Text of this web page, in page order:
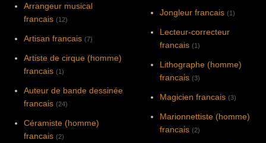
Arrangeur musical
francais (12)
Artisan francais (7)
Artiste de cirque (homme)
francais (1)
Auteur de bande dessinée
francais (24)
Céramiste (homme)
francais (2)
Jongleur francais (1)
Lecteur-correcteur
francais (1)
Lithographe (homme)
francais (3)
Magicien francais (3)
Marionnettiste (homme)
francais (2)